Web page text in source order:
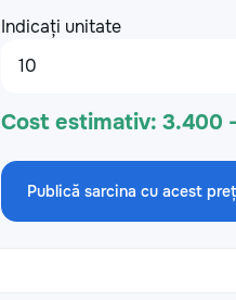
Indicați unitate
Cost estimativ: 3.400
Publică sarcina cu acest preț